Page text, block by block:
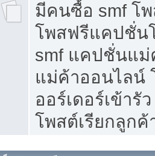
มีคนซื้อ smf โ
โพสฟรีแคปชั่น
smf แคปชั่นแ
แม่ค้าออนไลน์
ออร์เดอร์เข้ารั
โพสต์เรียกลูกค้